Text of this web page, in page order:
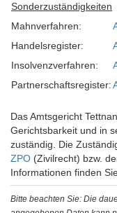
Sonderzuständigkeiten
Mahnverfahren:
Handelsregister:
Insolvenzverfahren:
Partnerschaftsregister:
Das Amtsgericht
Gerichtsbarkeit und in
zuständig. Die
ZPO (Zivilrecht) bzw.
Informationen finden
Bitte beachten Sie: Die